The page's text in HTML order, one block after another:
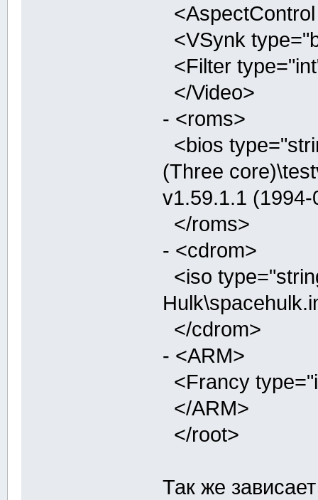
<VSynk
<Filter
</Video>
- <roms>
<bios
(Three
v1.59.1.1
</roms>
- <cdrom>
<iso
</cdrom>
- <ARM>
<Francy
</ARM>
</root>
Так же